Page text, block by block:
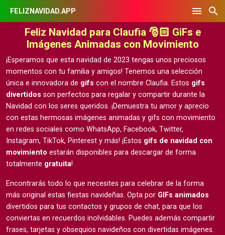
FELIZNAVIDAD.APP
Feliz Navidad para Claufia 🎅🏻 GiFs e
Imágenes Animadas con Movimiento
¡Esperamos que esta navidad de 2023 tengas unos preciosos
momentos con tu familia y amigos! Tenemos una selección
única e innovadora de gifs con el nombre Claufia. Estos gifs
divertidos son perfectos para regalar y compartir durante la
Navidad con los seres queridos. ¡Demuestra tu amor y aprecio
con estas hermosas imágenes animadas y gifs con movimiento
en redes sociales como WhatsApp, Facebook, Twitter,
Instagram, TikTok, Pinterest y más! ¡Estos gifs de navidad con
movimiento estarán disponibles para descargar de forma
totalmente gratuita!
Encontrarás todo lo que necesites para celebrar de la forma
más original estas fiestas navideñas. Opta por GIFs animados
divertidos para tus contactos y grupos de chat, para que los
conviertas en recuerdos inolvidables. Puedes además compartir
frases, tarjetas y obsequios navideños con divertidas imágenes.